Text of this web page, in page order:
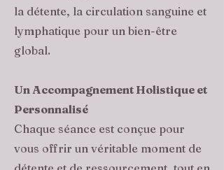
la détente, la circulation sanguine et
lymphatique pour un bien-être
global.
Un Accompagnement Holistique et
Personnalisé
Chaque séance est conçue pour
vous offrir un véritable moment de